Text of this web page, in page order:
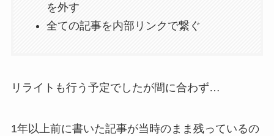
を外す
全ての記事を内部リンクで繋ぐ
リライトも行う予定でしたが間に合わず…
1年以上前に書いた記事が当時のまま残っているの